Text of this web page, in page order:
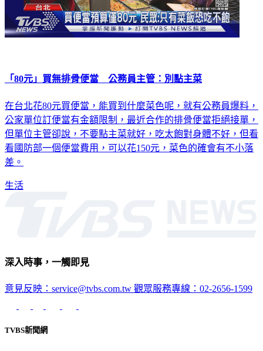
「80元」買無排骨便當 公務員主管：別點主菜
在台北花80元買便當，能買到什麼菜色呢，就有公務員爆料，
公家單位訂便當有金額限制，最近合作的排骨便當拒絕接單，
但單位主管卻說，不要點主菜就好，吃太飽對身體不好，但看
看國防部一個便當費用，可以花150元，菜色的確會有不小落
差。
生活
深入時事，一觸即見
意見反映：service@tvbs.com.tw 觀眾服務專線：02-2656-1599
TVBS新聞網